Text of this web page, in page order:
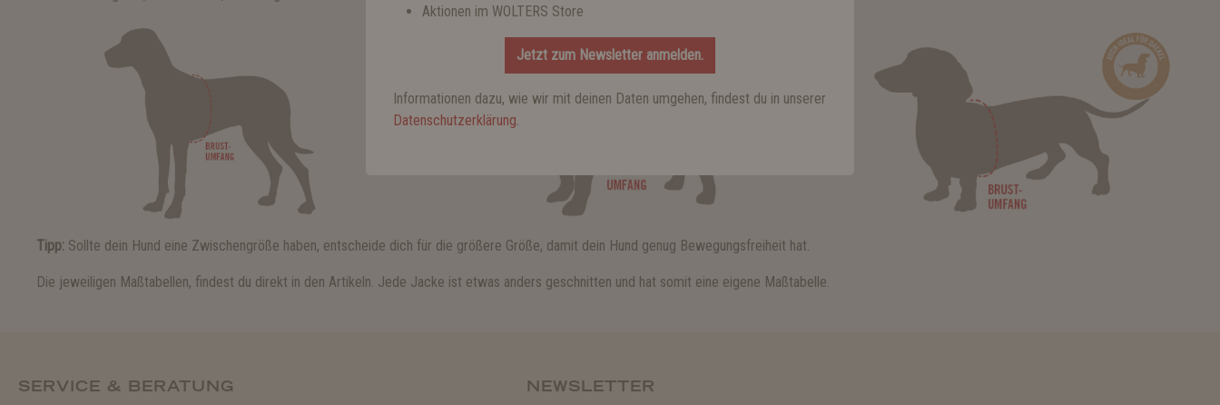
Tipp: Sollte dein Hund eine Zwischengröße haben, entscheide dich für die größere Größe, damit dein Hund genug Bewegungsfreiheit hat.
Die jeweiligen Maßtabellen, findest du direkt in den Artikeln. Jede Jacke ist etwas anders geschnitten und hat somit eine eigene Maßtabelle.
SERVICE & BERATUNG NEWSLETTER
Aktionen im WOLTERS Store
Jetzt zum Newsletter anmelden.
Informationen dazu, wie wir mit deinen Daten umgehen, findest du in unserer
Datenschutzerklärung.